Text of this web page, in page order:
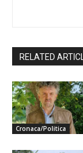
RELATED
Cronaca/Politica